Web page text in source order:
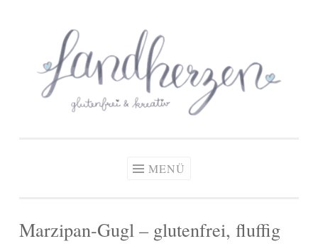
springen
Zöliakie, glutenfreie Ernährung
MENÜ
Marzipan-Gugl – glutenfrei, fluffig